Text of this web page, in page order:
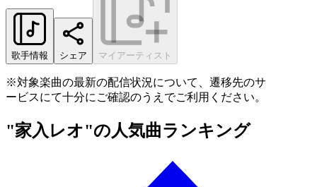
歌手情報 シェア マイアーティスト
※対象楽曲の最新の配信状況について、遷移先のサ
ービスにて十分にご確認のうえでご利用ください。
"家入レオ"の人気曲ランキング